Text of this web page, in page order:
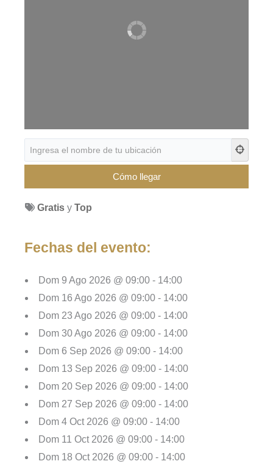
Gratisy Top
Fechas del evento:
Dom 9 Ago 2026 @ 09:00 - 14:00
Dom 16 Ago 2026 @ 09:00 - 14:00
Dom 23 Ago 2026 @ 09:00 - 14:00
Dom 30 Ago 2026 @ 09:00 - 14:00
Dom 6 Sep 2026 @ 09:00 - 14:00
Dom 13 Sep 2026 @ 09:00 - 14:00
Dom 20 Sep 2026 @ 09:00 - 14:00
Dom 27 Sep 2026 @ 09:00 - 14:00
Dom 4 Oct 2026 @ 09:00 - 14:00
Dom 11 Oct 2026 @ 09:00 - 14:00
Dom 18 Oct 2026 @ 09:00 - 14:00